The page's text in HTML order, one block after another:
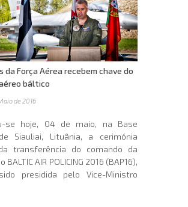
da Força Aérea recebem chave do
báltico
de 2016
se hoje, 04 de maio, na Base
Siauliai, Lituânia, a cerimónia
transferência do comando da
BALTIC AIR POLICING 2016 (BAP16),
presidida pelo Vice-Ministro